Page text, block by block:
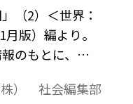
（2）＜世界：
版）編より。
のもとに、高
どで，自由に
） 社会編集部